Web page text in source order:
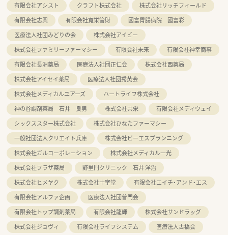
有限会社アシスト
クラフト株式会社
株式会社リッチフィールド
有限会社志興
有限会社寬栄管財
國富胃腸病院 國富彩
医療法人社団みどりの会
株式会社アイビー
株式会社ファミリーファーマシー
有限会社未来
有限会社神幸商事
有限会社長洲薬局
医療法人社団正仁会
株式会社西薬局
株式会社アイセイ薬局
医療法人社団秀英会
株式会社メディカルユアーズ
ハートライフ株式会社
神の谷調剤薬局 石井 良男
株式会社共栄
有限会社メディウェイ
シックススター株式会社
株式会社ひなたファーマシー
一般社団法人クリエイト兵庫
株式会社ビーエスプランニング
株式会社ガルコーポレーション
株式会社メディカル一光
株式会社プラザ薬局
野里門クリニック 石井 洋治
株式会社ヒメヤク
株式会社十字堂
有限会社エイチ・アンド・エス
有限会社アルファ企画
医療法人社団普門会
有限会社トップ調剤薬局
有限会社龍輝
株式会社サンドラッグ
株式会社ジョヴィ
有限会社ライフシステム
医療法人古橋会